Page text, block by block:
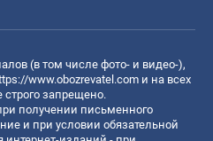
(в том числе фото- и видео-),
www.obozrevatel.com и на всех
запрещено.
получении письменного
и при условии обязательной